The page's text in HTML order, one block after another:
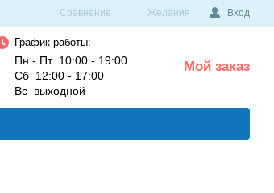
Сравнение Желания Вход
График работы:
Пн - Пт 10:00 - 19:00
Сб 12:00 - 17:00
Вс выходной
Мой заказ